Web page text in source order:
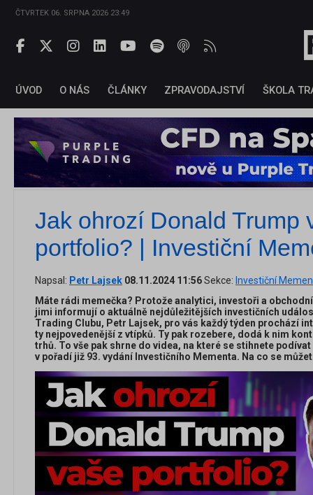
ČTVRTEK 06. SRPNA 2026 23:49
ÚVOD O NÁS ČLÁNKY ZPRAVODAJSTVÍ ŠKOLA
Jak ohrozí Donald Trump
portfolio? | Investiční
Napsal: Petr Lajsek 08.11.2024 11:56Sekce: Investiční
Máte rádi memečka? Protože analytici, investoři a
jimi informují o aktuálně nejdůležitějších investičních
Trading Clubu, Petr Lajsek, pro vás každý týden prochází
ty nejpovedenější z vtípků. Ty pak rozebere, dodá k nim
trhů. To vše pak shrne do videa, na které se stihnete
v pořadí již 93. vydání Investičního Mementa. Na co se